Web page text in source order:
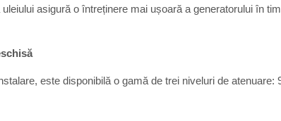
asigură o întreținere mai ușoară a generatorului în
este disponibilă o gamă de trei niveluri de atenuare: